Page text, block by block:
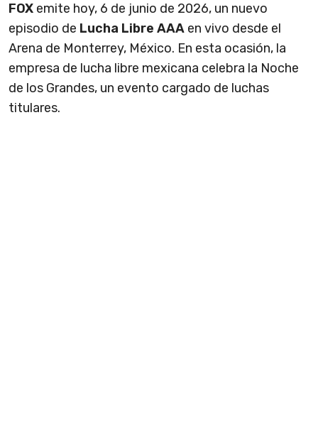
FOX emite hoy, 6 de junio de 2026, un nuevo
episodio de Lucha Libre AAA en vivo desde el
Arena de Monterrey, México. En esta ocasión, la
empresa de lucha libre mexicana celebra la Noche
de los Grandes, un evento cargado de luchas
titulares.